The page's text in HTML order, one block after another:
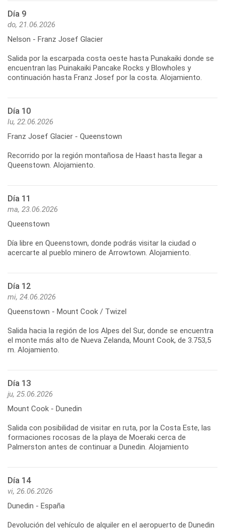
Día 9
do, 21.06.2026
Nelson - Franz Josef Glacier
Salida por la escarpada costa oeste hasta Punakaiki donde se
encuentran las Puinakaiki Pancake Rocks y Blowholes y
Día 10
lu, 22.06.2026
Franz Josef Glacier - Queenstown
Recorrido por la región montañosa de Haast hasta llegar a
Día 11
ma, 23.06.2026
Queenstown
Día libre en Queenstown, donde podrás visitar la ciudad o
Día 12
mi, 24.06.2026
Queenstown - Mount Cook / Twizel
Salida hacia la región de los Alpes del Sur, donde se encuentra
el monte más alto de Nueva Zelanda, Mount Cook, de 3.753,5
Día 13
ju, 25.06.2026
Mount Cook - Dunedin
Salida con posibilidad de visitar en ruta, por la Costa Este, las
formaciones rocosas de la playa de Moeraki cerca de
Palmerston antes de continuar a Dunedin. Alojamiento
Día 14
vi, 26.06.2026
Dunedin - España
Devolución del vehículo de alquiler en el aeropuerto de Dunedin